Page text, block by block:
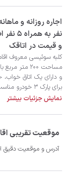
نفر
و قیمت در اتاقک
نمایش جزئیات بیشتر
موقعیت تقریبی
آدرس و موقعیت دقیق